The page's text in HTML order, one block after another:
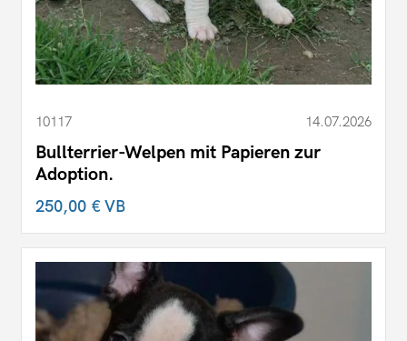
10117 14.07.2026
Bullterrier-Welpen mit Papieren zur
Adoption.
250,00 €VB